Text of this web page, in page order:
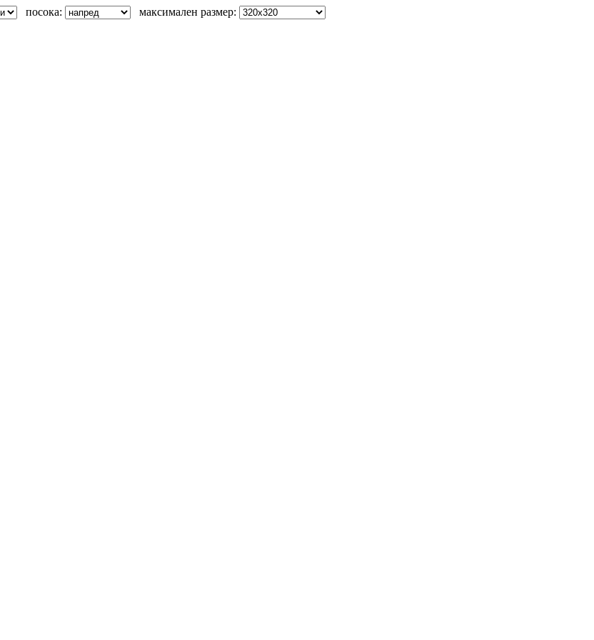
посока: максимален размер: